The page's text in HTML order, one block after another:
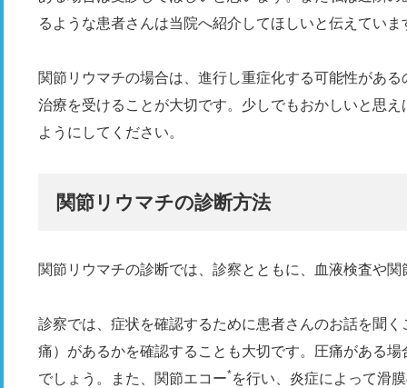
るような患者さんは当院へ紹介してほしいと伝えていま
関節リウマチの場合は、進行し重症化する可能性があ
治療を受けることが大切です。少しでもおかしいと思
ようにしてください。
関節リウマチの診断方法
関節リウマチの診断では、診察とともに、血液検査や
診察では、症状を確認するために患者さんのお話を聞
痛）があるかを確認することも大切です。圧痛がある
でしょう。また、関節エコー*を行い、炎症によって滑